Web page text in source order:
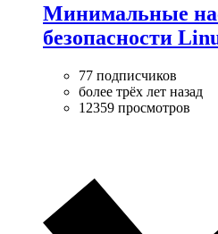
Минимальные
безопасности
77 подписчиков
более трёх лет назад
12359 просмотров